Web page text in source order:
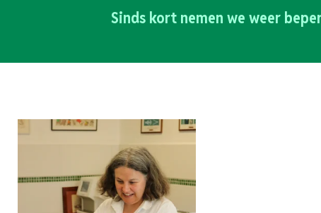
Sinds kort nemen we weer